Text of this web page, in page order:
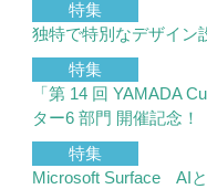
特集
独特で特別なデザイン
特集
「第 14 回 YAMADA
ター6 部門 開催記念！
特集
Microsoft Surface AI